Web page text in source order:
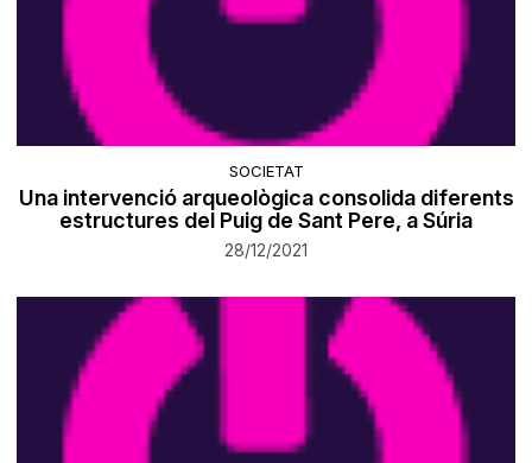
SOCIETAT
Una intervenció arqueològica consolida diferents
estructures del Puig de Sant Pere, a Súria
28/12/2021